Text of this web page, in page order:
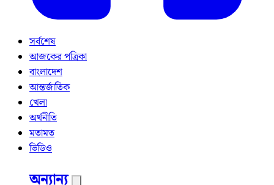
সর্বশেষ
আজকের পত্রিকা
বাংলাদেশ
আন্তর্জাতিক
খেলা
অর্থনীতি
মতামত
ভিডিও
অন্যান্য